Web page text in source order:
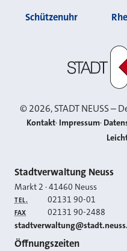
Schützenuhr
©2026, STADT NEUSS –
Kontakt Impressum
Kontakt
Stadtverwaltung Neuss
Markt 2 ·41460 Neuss
TEL. 02131 90-01
FAX 02131 90-2488
E-MAIL
Öffnungszeiten